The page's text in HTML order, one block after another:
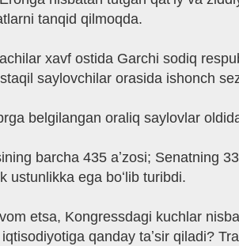
tanqid qilmoqda.
xavf ostida Garchi sodiq
saylovchilar orasida ishonch
belgilangan oraliq saylovlar
barcha 435 aʼzosi; Senatning
ustunlikka ega boʻlib turibdi.
etsa, Kongressdagi kuchlar
qanday taʼsir qiladi?